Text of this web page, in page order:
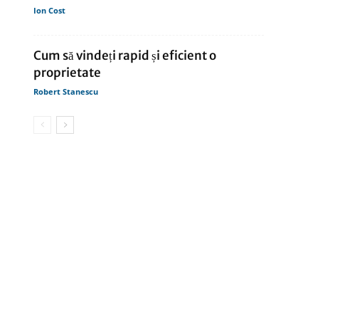
Ion Cost
Cum să vindeți rapid și eficient o
proprietate
Robert Stanescu